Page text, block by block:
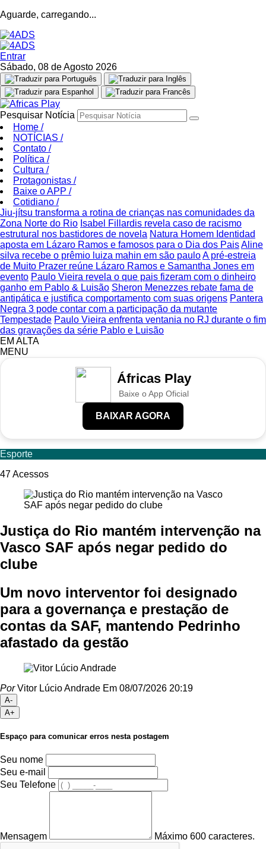
Aguarde, carregando...
Entrar
Sábado, 08 de Agosto 2026
Pesquisar Notícia
Home /
NOTÍCIAS /
Contato /
Política /
Cultura /
Protagonistas /
Baixe o APP /
Cotidiano /
Jiu-jítsu transforma a rotina de crianças nas comunidades da
Zona Norte do Rio Isabel Fillardis revela caso de racismo
estrutural nos bastidores de novela Natura Homem Identidad
aposta em Lázaro Ramos e famosos para o Dia dos PaisAline
silva recebe o prêmio luiza mahin em são pauloA pré-estreia
de Muito Prazer reúne Lázaro Ramos e Samantha Jones em
evento Paulo Vieira revela o que pais fizeram com o dinheiro
ganho em Pablo & Luisão Sheron Menezzes rebate fama de
antipática e justifica comportamento com suas origens Pantera
Negra 3 pode contar com a participação da mutante
Tempestade Paulo Vieira enfrenta ventania no RJ durante o fim
das gravações da série Pablo e Luisão
EM ALTA
MENU
Áfricas Play
Baixe o App Oficial
BAIXAR AGORA
Esporte
47Acessos
Justiça do Rio mantém intervenção na
Vasco SAF após negar pedido do
clube
Um novo interventor foi designado
para a governança e prestação de
contas da SAF, mantendo Pedrinho
afastado da gestão
PorVitor Lúcio Andrade Em 08/07/2026 20:19
A-
A+
Espaço para comunicar erros nesta postagem
Seu nome
Seu e-mail
Seu Telefone
Mensagem Máximo 600 caracteres.